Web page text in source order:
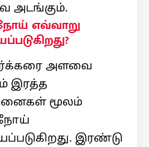
அடங்கும்.
நோய் எவ்வாறு
அளவை
இரத்த
மூலம்
நோய்
இரண்டு